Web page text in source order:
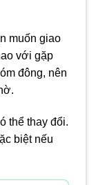
muốn giao
với gặp
đông, nên
thể thay đổi.
biệt nếu